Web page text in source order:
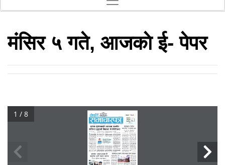
मंसिर ५ गते, आजकाे ई- पेपर
1 / 8